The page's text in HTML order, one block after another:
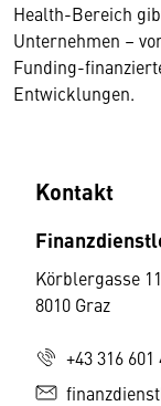
Health-Bereich
Unternehmen –
Funding-
Entwicklungen.
Kontakt
Körblergasse
8010 Graz
+43 316 601